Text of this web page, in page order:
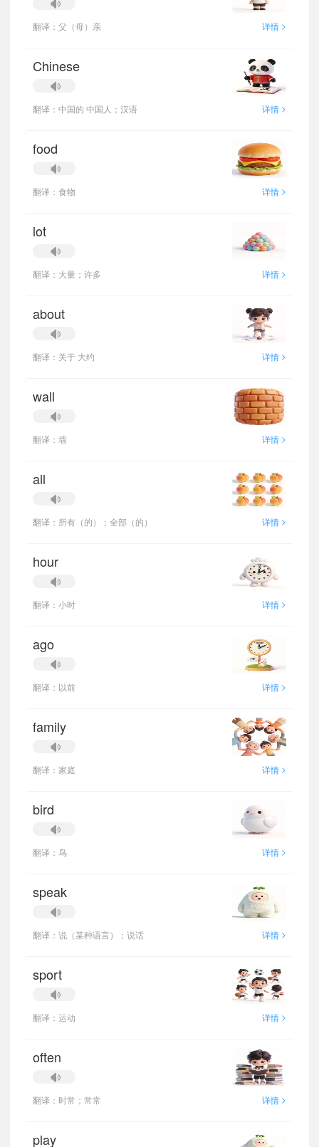
翻译：父（母）亲 详情 >
Chinese
翻译：中国的 中国人；汉语 详情 >
food
翻译：食物 详情 >
lot
翻译：大量；许多 详情 >
about
翻译：关于 大约 详情 >
wall
翻译：墙 详情 >
all
翻译：所有（的）；全部（的） 详情 >
hour
翻译：小时 详情 >
ago
翻译：以前 详情 >
family
翻译：家庭 详情 >
bird
翻译：鸟 详情 >
speak
翻译：说（某种语言）；说话 详情 >
sport
翻译：运动 详情 >
often
翻译：时常；常常 详情 >
play